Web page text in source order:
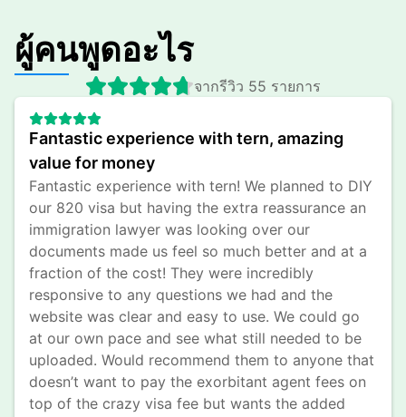
ผู้คนพูดอะไร
จากรีวิว 55 รายการ
Fantastic experience with tern, amazing
value for money
Fantastic experience with tern! We planned to DIY
our 820 visa but having the extra reassurance an
immigration lawyer was looking over our
documents made us feel so much better and at a
fraction of the cost! They were incredibly
responsive to any questions we had and the
website was clear and easy to use. We could go
at our own pace and see what still needed to be
uploaded. Would recommend them to anyone that
doesn’t want to pay the exorbitant agent fees on
top of the crazy visa fee but wants the added